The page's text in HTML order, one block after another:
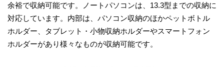
余裕で収納可能です。ノートパソコンは、13.3型までの収納に
対応しています。内部は、パソコン収納のほかペットボトル
ホルダー、タブレット・小物収納ホルダーやスマートフォン
ホルダーがあり様々なものが収納可能です。